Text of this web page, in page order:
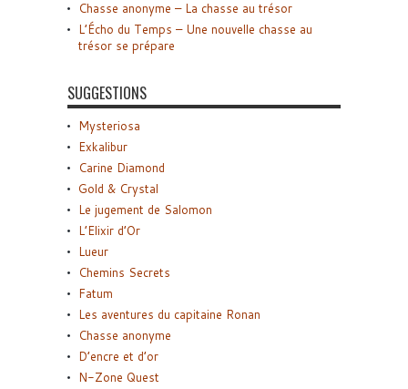
Chasse anonyme – La chasse au trésor
L’Écho du Temps – Une nouvelle chasse au
trésor se prépare
SUGGESTIONS
Mysteriosa
Exkalibur
Carine Diamond
Gold & Crystal
Le jugement de Salomon
L’Elixir d’Or
Lueur
Chemins Secrets
Fatum
Les aventures du capitaine Ronan
Chasse anonyme
D’encre et d’or
N-Zone Quest